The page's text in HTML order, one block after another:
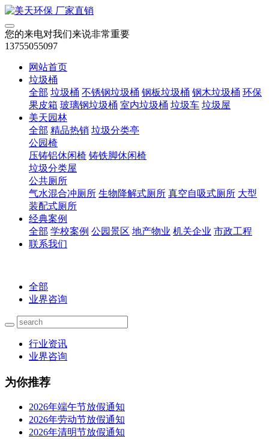
您的来电对我们来说非常重要
13755055097
网站首页
垃圾桶
全部 垃圾桶 不锈钢垃圾桶 钢板垃圾桶 钢木垃圾桶 环保
果皮箱 玻璃钢垃圾桶 室内垃圾桶 垃圾车 垃圾屋
美天园林
全部 精品热销 垃圾分类亭
公园椅
压铸铝休闲椅 铸铁脚休闲椅
垃圾分类屋
公共厕所
气水混合冲厕所 生物降解式厕所 真空自吸式厕所 大型
装配式厕所
经典案例
全部 学校案例 公园景区 地产物业 机关企业 市政工程
联系我们
全部
业界咨询
行业资讯
业界咨询
为你推荐
2026年端午节放假通知
2026年劳动节放假通知
2026年清明节放假通知